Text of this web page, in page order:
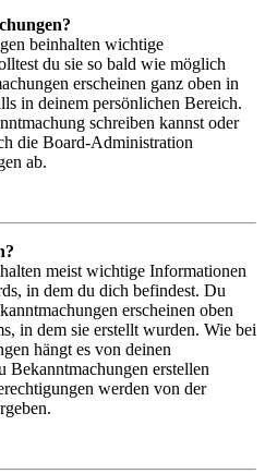
beinhalten wichtige
du sie so bald wie möglich
erscheinen ganz oben in
in deinem persönlichen Bereich.
schreiben kannst oder
die Board-Administration
ab.
meist wichtige Informationen
in dem du dich befindest. Du
erscheinen oben
in dem sie erstellt wurden. Wie bei
hängt es von deinen
Bekanntmachungen erstellen
werden von der